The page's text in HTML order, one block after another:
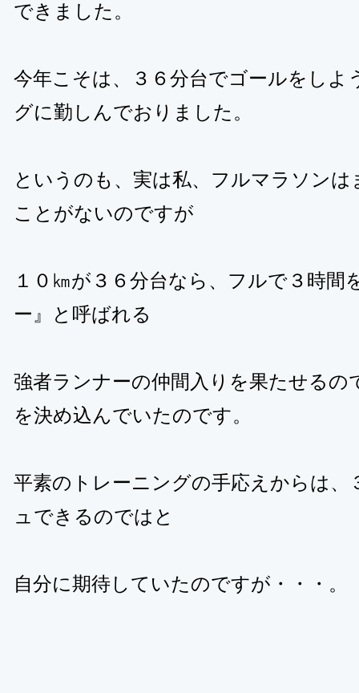
できました。
今年こそは、３６分台でゴールをしよ
グに勤しんでおりました。
というのも、実は私、フルマラソン
ことがないのですが
１０㎞が３６分台なら、フルで３時間
ー』と呼ばれる
強者ランナーの仲間入りを果たせるの
を決め込んでいたのです。
平素のトレーニングの手応えからは、
ュできるのではと
自分に期待していたのですが・・・。